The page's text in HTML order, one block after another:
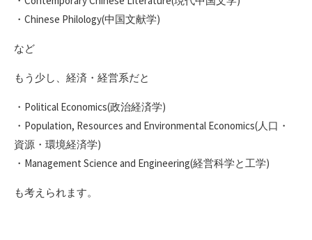
・Chinese Philology(中国文献学)
など
もう少し、経済・経営系だと
・Political Economics(政治経済学)
・Population, Resources and Environmental Economics(人口・
資源・環境経済学)
・Management Science and Engineering(経営科学と工学)
も考えられます。